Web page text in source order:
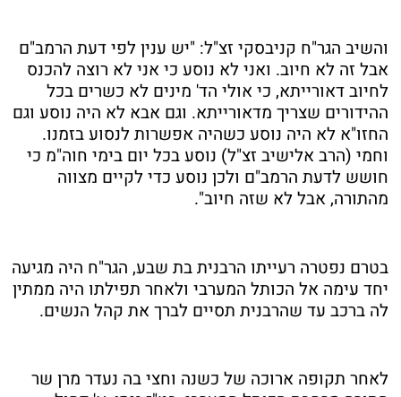
והשיב הגר"ח קניבסקי זצ"ל: "יש ענין לפי דעת הרמב"ם
אבל זה לא חיוב. ואני לא נוסע כי אני לא רוצה להכנס
לחיוב דאורייתא, כי אולי הד' מינים לא כשרים בכל
ההידורים שצריך מדאורייתא. וגם אבא לא היה נוסע וגם
החזו"א לא היה נוסע כשהיה אפשרות לנסוע בזמנו.
וחמי (הרב אלישיב זצ"ל) נוסע בכל יום בימי חוה"מ כי
חושש לדעת הרמב"ם ולכן נוסע כדי לקיים מצווה
מהתורה, אבל לא שזה חיוב".
בטרם נפטרה רעייתו הרבנית בת שבע, הגר"ח היה מגיעה
יחד עימה אל הכותל המערבי ולאחר תפילתו היה ממתין
לה ברכב עד שהרבנית תסיים לברך את קהל הנשים.
לאחר תקופה ארוכה של כשנה וחצי בה נעדר מרן שר